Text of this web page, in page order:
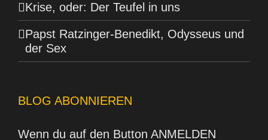
Krise, oder: Der Teufel in uns
Papst Ratzinger-Benedikt, Odysseus und
der Sex
BLOG ABONNIEREN
Wenn du auf den Button ANMELDEN